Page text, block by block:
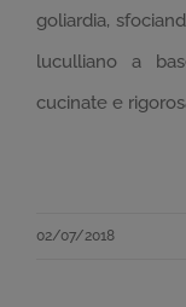
goliardia,
luculliano a
cucinate e
02/07/2018